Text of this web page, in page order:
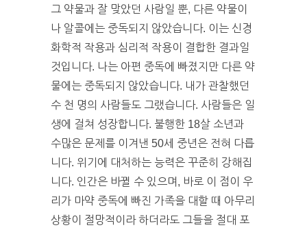
그 약물과 잘 맞았던 사람일 뿐, 다른 약물이
나 알콜에는 중독되지 않았습니다. 이는 신경
화학적 작용과 심리적 작용이 결합한 결과일
것입니다. 나는 아편 중독에 빠졌지만 다른 약
물에는 중독되지 않았습니다. 내가 관찰했던
수 천 명의 사람들도 그랬습니다. 사람들은 일
생에 걸쳐 성장합니다. 불행한 18살 소년과
수많은 문제를 이겨낸 50세 중년은 전혀 다릅
니다. 위기에 대처하는 능력은 꾸준히 강해집
니다. 인간은 바뀔 수 있으며, 바로 이 점이 우
리가 마약 중독에 빠진 가족을 대할 때 아무리
상황이 절망적이라 하더라도 그들을 절대 포